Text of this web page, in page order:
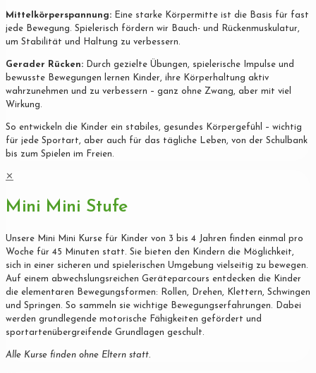
Mittelkörperspannung: Eine starke Körpermitte ist die Basis für fast
jede Bewegung. Spielerisch fördern wir Bauch- und Rückenmuskulatur,
um Stabilität und Haltung zu verbessern.
Gerader Rücken: Durch gezielte Übungen, spielerische Impulse und
bewusste Bewegungen lernen Kinder, ihre Körperhaltung aktiv
wahrzunehmen und zu verbessern – ganz ohne Zwang, aber mit viel
Wirkung.
So entwickeln die Kinder ein stabiles, gesundes Körpergefühl – wichtig
für jede Sportart, aber auch für das tägliche Leben, von der Schulbank
bis zum Spielen im Freien.
✕
Mini Mini Stufe
Unsere Mini Mini Kurse für Kinder von 3 bis 4 Jahren finden einmal pro
Woche für 45 Minuten statt. Sie bieten den Kindern die Möglichkeit,
sich in einer sicheren und spielerischen Umgebung vielseitig zu bewegen.
Auf einem abwechslungsreichen Geräteparcours entdecken die Kinder
die elementaren Bewegungsformen: Rollen, Drehen, Klettern, Schwingen
und Springen. So sammeln sie wichtige Bewegungserfahrungen. Dabei
werden grundlegende motorische Fähigkeiten gefördert und
sportartenübergreifende Grundlagen geschult.
Alle Kurse finden ohne Eltern statt.